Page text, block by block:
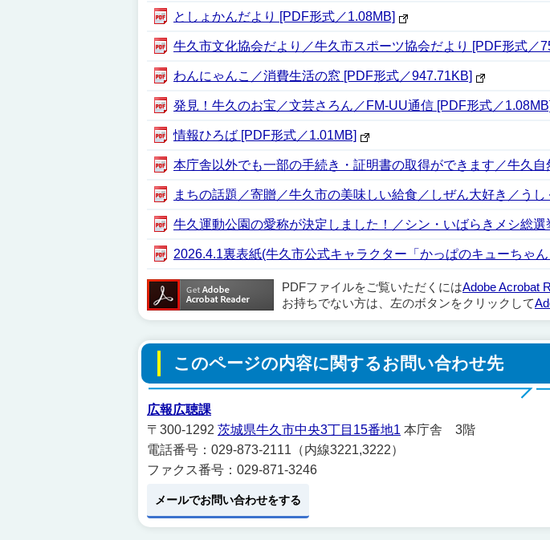
としょかんだより [PDF形式／1.08MB]
牛久市文化協会だより／牛久市スポーツ協会だより [PDF形式／
わんにゃんこ／消費生活の窓 [PDF形式／947.71KB]
発見！牛久のお宝／文芸さろん／FM-UU通信 [PDF形式／1.08MB]
情報ひろば [PDF形式／1.01MB]
本庁舎以外でも一部の手続き・証明書の取得ができます／牛久
まちの話題／寄贈／牛久市の美味しい給食／しぜん大好き／う
牛久運動公園の愛称が決定しました！／シン・いばらきメシ総
2026.4.1裏表紙(牛久市公式キャラクター「かっぱのキューちゃ
PDFファイルをご覧いただくにはAdobe Acrobat
お持ちでない方は、左のボタンをクリックして
このページの内容に関するお問い合わせ先
広報広聴課
〒300-1292 茨城県牛久市中央3丁目15番地1 本庁舎 3階
電話番号：029-873-2111（内線3221,3222）
ファクス番号：029-871-3246
メールでお問い合わせをする